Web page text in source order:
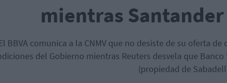
mientras Santander
El BBVA comunica a la CNMV que no desiste de su oferta
del Gobierno mientras Reuters desvela que
(propiedad de